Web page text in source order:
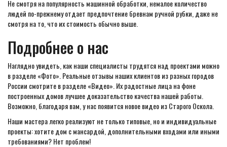
Не смотря на популярность машинной обработки, немалое количество
людей по-прежнему отдает предпочтение бревнам ручной рубки, даже не
смотря на то, что их стоимость обычно выше.
Подробнее о нас
Наглядно увидеть, как наши специалисты трудятся над проектами можно
в разделе «Фото». Реальные отзывы наших клиентов из разных городов
России смотрите в разделе «Видео». Их радостные лица на фоне
построенных домов лучшее доказательство качества нашей работы.
Возможно, благодаря вам, у нас появится новое видео из Старого Оскола.
Наши мастера легко реализуют не только типовые, но и индивидуальные
проекты: хотите дом с мансардой, дополнительными входами или иными
требованиями? Нет проблем!